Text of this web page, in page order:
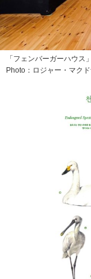
「フェンバーガーハウ
Photo：ロジャー・マク